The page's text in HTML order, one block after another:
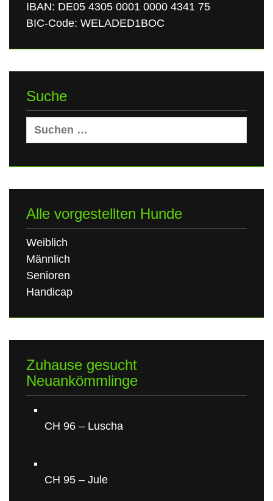
IBAN: DE05 4305 0001 0000 4341 75
BIC-Code: WELADED1BOC
Suche
Suchen
nach:
Alle vorgestellten Hunde
Weiblich
Männlich
Senioren
Handicap
Zuhause gesucht
Neuankömmlinge
CH 96 – Luscha
CH 95 – Jule